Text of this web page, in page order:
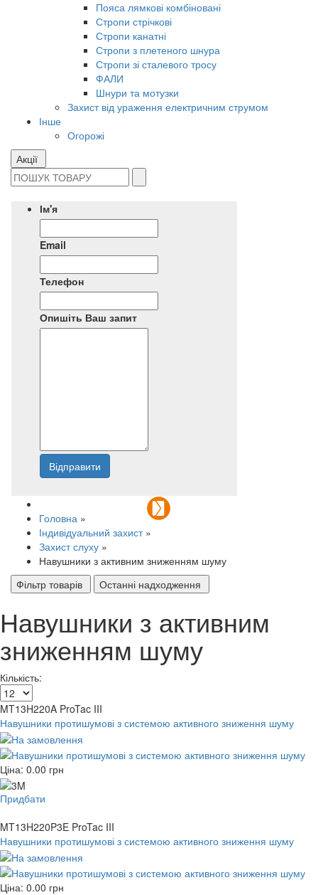
Пояса лямкові комбіновані
Стропи стрічкові
Стропи канатні
Стропи з плетеного шнура
Стропи зі сталевого тросу
ФАЛИ
Шнури та мотузки
Захист від ураження електричним струмом
Інше
Огорожі
Акції
Ім'я
Email
Телефон
Опишіть Ваш запит
Відправити
Головна »
Індивідуальний захист »
Захист слуху »
Навушники з активним зниженням шуму
Фільтр товарів
Останні надходження
Навушники з активним
зниженням шуму
Кількість:
MT13H220A ProTac III
Навушники протишумові з системою активного зниження шуму
Ціна: 0.00 грн
Придбати
MT13H220P3E ProTac III
Навушники протишумові з системою активного зниження шуму
Ціна: 0.00 грн